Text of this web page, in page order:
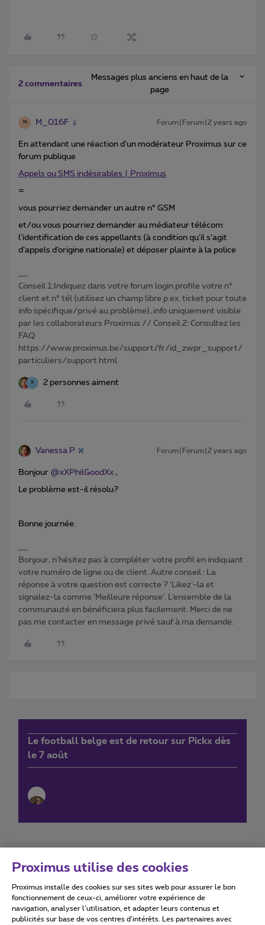
2 commentaires
Messages plus anciens en haut de la
page
M M_016F Forum|Forum|2 years ago
En attendant une réaction d’un modérateur Proximus sur ce
forum publique
Appels ou SMS indésirables | Proximus
=
vous pourriez demander un autre n° GSM
et/ou vous pourriez demander au médiateur télécom
l’identification de ces appellants (à condition qu’il s’agit
d’appels d’origine nationale) et déposer plainte à la police
Conseil 1:Indiquez dans votre forum login profile votre n°
client et n° tél (utilisez un champ libre p.ex. ticket pour toute
info spécifique/privé au problème), info uniquement visible
par les collaborateurs Proximus // Conseil 2: Consultez les
FAQ
https://www.proximus.be/support/fr/id_zwpr_support/
particuliers/support.html
X 2 personnes aiment
Vanessa P Forum|Forum|2 years ago
Bonjour @xXPhilGoodXx ,
Le problème est-il résolu?
Bonne journée.
Bonjour, n'hésitez pas à compléter votre profil en indiquant
votre numéro de ligne ou de client. Autre conseil : La
réponse à votre question est correcte ? ‘Likez’-la et
signalez-la comme ‘Meilleure réponse’. L’ensemble de la
communauté en bénéficiera plus facilement. Merci de ne
pas me contacter en message privé sauf à ma demande.
Le football belge est de retour sur Pickx dès
le 7 août
Conditions d'utilisation Accessibility statement
Proximus utilise des cookies
Proximus installe des cookies sur ses sites web pour assurer le bon
fonctionnement de ceux-ci, améliorer votre expérience de
navigation, analyser l’utilisation, et adapter leurs contenus et
publicités sur base de vos centres d’intérêts. Les partenaires avec